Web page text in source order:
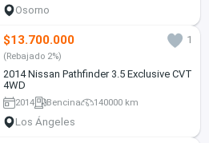
Osorno
$13.700.000 1
(Rebajado 2%)
2014 Nissan Pathfinder 3.5 Exclusive CVT
4WD
2014 Bencina 140000 km
Los Ángeles